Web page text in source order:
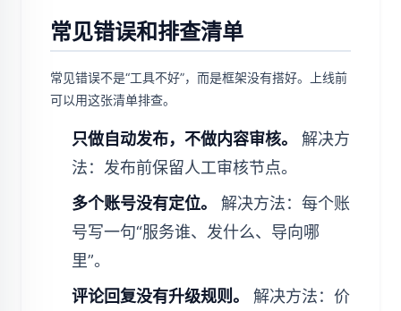
常见错误和排查清单
常见错误不是“工具不好”，而是框架没有搭好。上线前
可以用这张清单排查。
只做自动发布，不做内容审核。
解决方
法：发布前保留人工审核节点。
多个账号没有定位。
解决方法：每个账
号写一句“服务谁、发什么、导向哪
里”。
评论回复没有升级规则。
解决方法：价